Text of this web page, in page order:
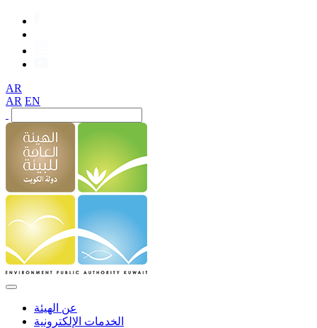
AR
AR EN
عن الهيئة
الخدمات الإلكترونية